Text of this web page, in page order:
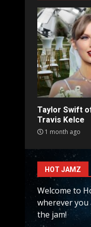
Taylor Swift
Travis Kelce
1 month ago
HOT JAMZ
Welcome to
wherever you
the jam!